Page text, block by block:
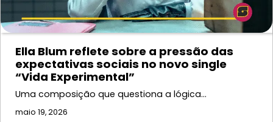
Ella Blum reflete sobre a pressão das
expectativas sociais no novo single
“Vida Experimental”
Uma composição que questiona a lógica…
maio 19, 2026